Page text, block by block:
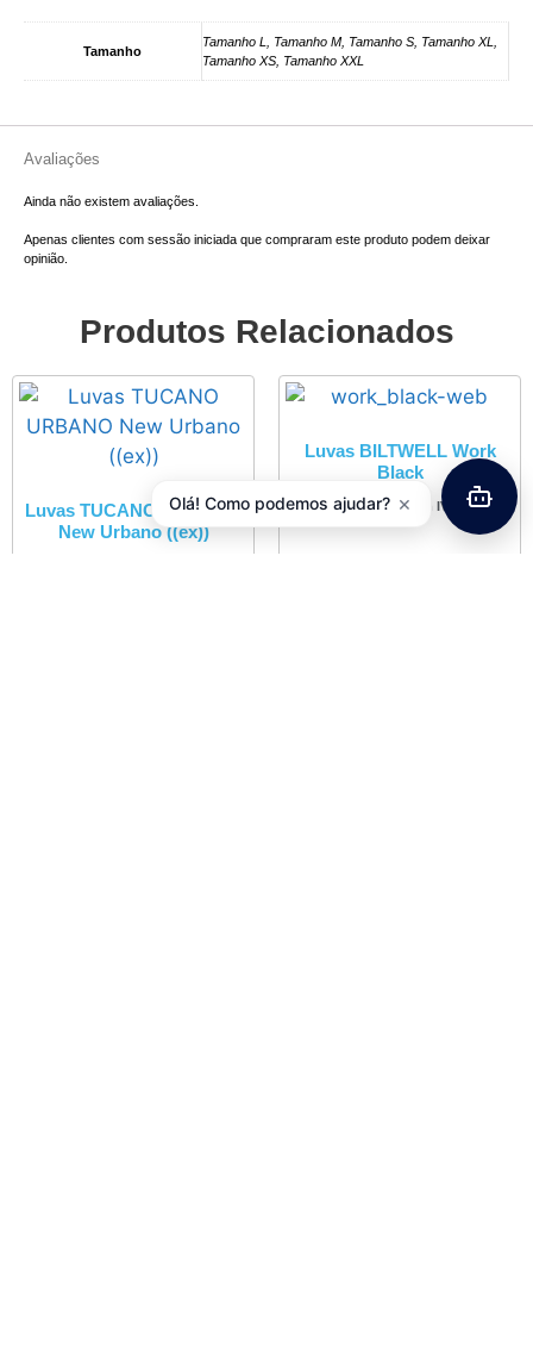
Tamanho
Tamanho L, Tamanho M, Tamanho S, Tamanho XL,
Tamanho XS, Tamanho XXL
Avaliações
Ainda não existem avaliações.
Apenas clientes com sessão iniciada que compraram este produto podem deixar
opinião.
Produtos Relacionados
Luvas TUCANO URBANO
New Urbano ((ex))
Luvas BILTWELL Work
Black
51,00 € com IVA
Olá! Como podemos ajudar? ×